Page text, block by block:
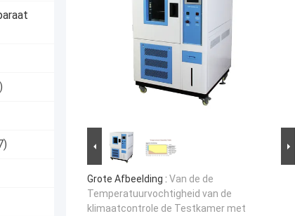
Grote Afbeelding : Van de de
Temperatuurvochtigheid van de
klimaatcontrole de Testkamer met